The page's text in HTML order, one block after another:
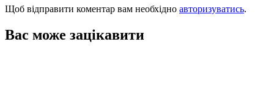
Щоб відправити коментар вам необхідно авторизуватись.
Вас може зацікавити